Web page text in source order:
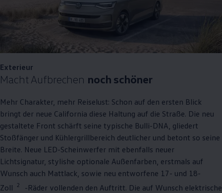
Exterieur
Macht Aufbrechen noch schöner
Mehr Charakter, mehr Reiselust: Schon auf den ersten Blick
bringt der neue California diese Haltung auf die Straße. Die neu
gestaltete Front schärft seine typische Bulli-DNA, gliedert
Stoßfänger und Kühlergrillbereich deutlicher und betont so seine
Breite. Neue LED-Scheinwerfer mit ebenfalls neuer
Lichtsignatur, stylishe optionale Außenfarben, erstmals auf
Wunsch auch Mattlack, sowie neu entworfene 17- und 18-
Zoll
2
-Räder vollenden den Auftritt. Die auf Wunsch elektrische